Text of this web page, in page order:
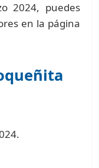
2024, puedes
en la página